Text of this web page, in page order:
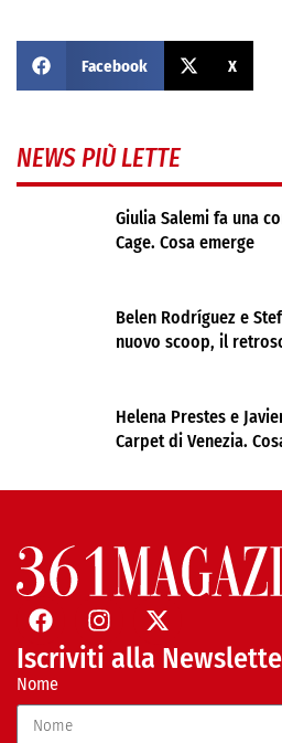
Facebook X
NEWS PIÙ LETTE
Giulia Salemi fa una
Cage. Cosa emerge
Belen Rodríguez e
nuovo scoop, il
Helena Prestes e
Carpet di Venezia.
Iscriviti alla
Nome